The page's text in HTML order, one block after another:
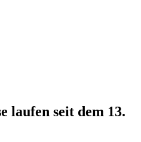
laufen seit dem 13.